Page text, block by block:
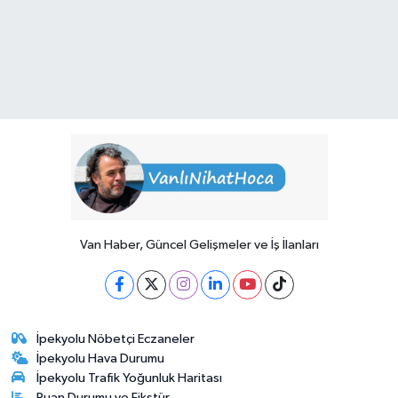
Van Haber, Güncel Gelişmeler ve İş İlanları
İpekyolu Nöbetçi Eczaneler
İpekyolu Hava Durumu
İpekyolu Trafik Yoğunluk Haritası